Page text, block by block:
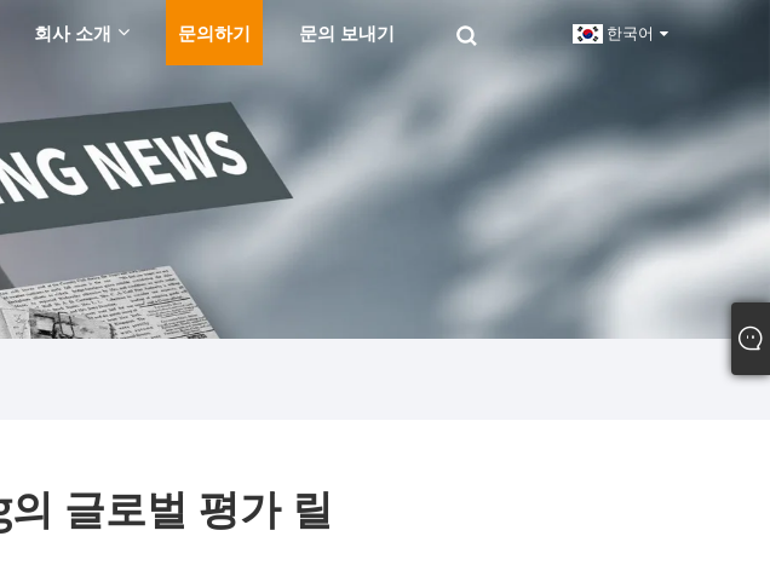
회사 소개 문의하기 문의 보내기 한국어
글로벌 평가 릴